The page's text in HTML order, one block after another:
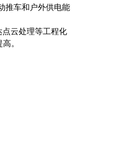
推车和户外供电能
点云处理等工程化
。